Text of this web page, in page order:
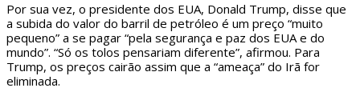
Por sua vez, o presidente dos EUA, Donald Trump, disse que
a subida do valor do barril de petróleo é um preço “muito
pequeno” a se pagar “pela segurança e paz dos EUA e do
mundo”. “Só os tolos pensariam diferente”, afirmou. Para
Trump, os preços cairão assim que a “ameaça” do Irã for
eliminada.